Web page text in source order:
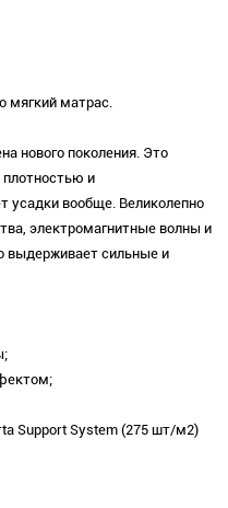
мягкий матрас.
нового поколения. Это
и
усадки вообще. Великолепно
электромагнитные волны и
выдерживает сильные и
Support System (275 шт/м2)